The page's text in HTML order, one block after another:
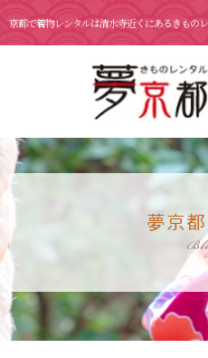
京都で着物レンタルは清水寺近くにあるきもの
京都の着物レンタル 夢京都 高台寺店
タル 夢京都高台寺店
夢京都